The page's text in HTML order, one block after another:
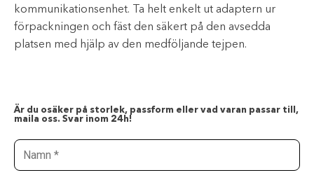
kommunikationsenhet. Ta helt enkelt ut adaptern ur
förpackningen och fäst den säkert på den avsedda
platsen med hjälp av den medföljande tejpen.
Är du osäker på storlek, passform eller vad varan passar till,
maila oss. Svar inom 24h!